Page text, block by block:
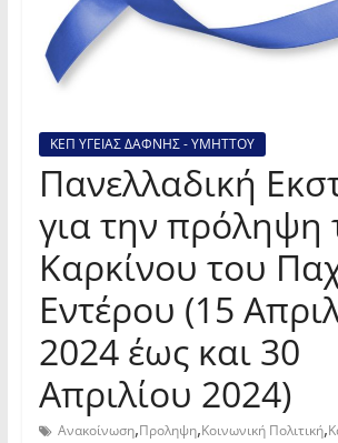
ΚΕΠ ΥΓΕΙΑΣ ΔΑΦΝΗΣ - ΥΜΗΤΤΟΥ
Πανελλαδική
για την πρόληψη
Καρκίνου του
Εντέρου (15
2024 έως και 30
Απριλίου 2024)
Ανακοίνωση,Προληψη,Κοινωνική Πολιτική,